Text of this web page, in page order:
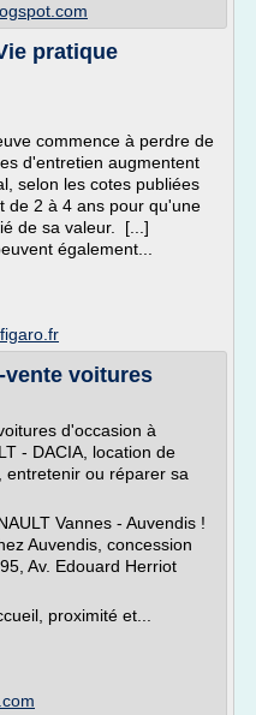
pratique
commence à perdre de
d'entretien augmentent
selon les cotes publiées
de 2 à 4 ans pour qu'une
de sa valeur. [...]
également...
vente voitures
d'occasion à
- DACIA, location de
entretenir ou réparer sa
Vannes - Auvendis !
Auvendis, concession
Av. Edouard Herriot
proximité et...